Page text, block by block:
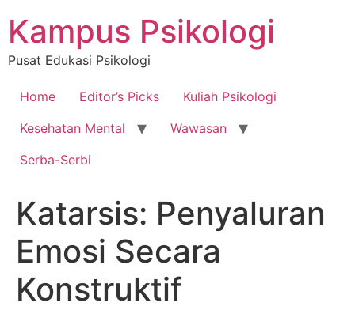
content
Kampus Psikologi
Pusat Edukasi Psikologi
Home Editor’s Picks
Kuliah Psikologi
Kesehatan Mental
Wawasan
Serba-Serbi
Katarsis: Penyaluran
Emosi Secara
Konstruktif